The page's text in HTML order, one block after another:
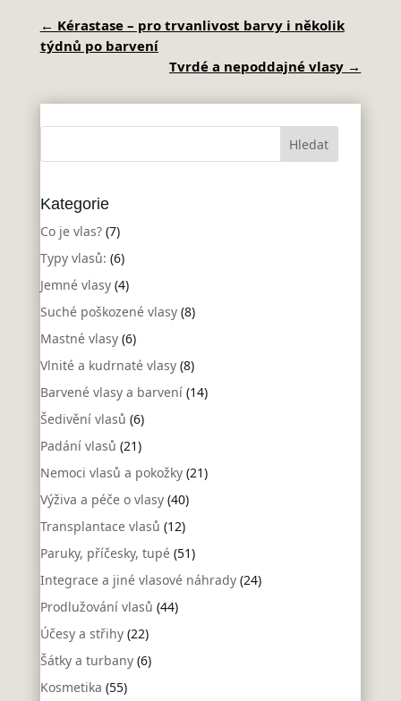
← Kérastase – pro trvanlivost barvy i několik
týdnů po barvení
Tvrdé a nepoddajné vlasy →
Kategorie
Co je vlas?(7)
Typy vlasů: (6)
Jemné vlasy(4)
Suché poškozené vlasy(8)
Mastné vlasy(6)
Vlnité a kudrnaté vlasy(8)
Barvené vlasy a barvení(14)
Šedivění vlasů (6)
Padání vlasů (21)
Nemoci vlasů a pokožky(21)
Výživa a péče o vlasy(40)
Transplantace vlasů (12)
Paruky, příčesky, tupé(51)
Integrace a jiné vlasové náhrady(24)
Prodlužování vlasů (44)
Účesy a střihy(22)
Šátky a turbany(6)
Kosmetika (55)